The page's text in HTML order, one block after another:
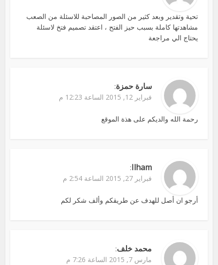
تحية وتقدير وبعد كثير من الصور المصاحبة للاسئلة من الصعب
مشاهدتها كاملة بسبب حيز الفتح ، اعتقد تصميم فتخ لاسئلة
يحتاج الي مراجعة
سارة حمزة:
فبراير 12, 2015 الساعة 12:23 م
رحمة الله والديكم على هذة الموقع
Ilham
:
فبراير 27, 2015 الساعة 2:54 م
أرجو ان أصل للهدف عن طريقكم وألف شكر لكم
محمد خلف:
مارس 7, 2015 الساعة 7:26 م